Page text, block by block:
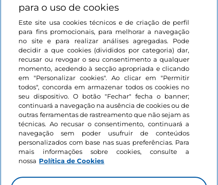
Iniciar sessão
Mantenha-se em contacto
para o uso de cookies
Este site usa cookies técnicos e de criação de perfil
para fins promocionais, para melhorar a navegação
no site e para realizar análises agregadas. Pode
decidir a que cookies (divididos por categoria) dar,
recusar ou revogar o seu consentimento a qualquer
momento, acedendo à secção apropriada e clicando
em "Personalizar cookies". Ao clicar em "Permitir
todos", concorda em armazenar todos os cookies no
seu dispositivo. O botão "Fechar" fecha o banner;
continuará a navegação na ausência de cookies ou de
outras ferramentas de rastreamento que não sejam as
técnicas. Ao recusar o consentimento, continuará a
navegação sem poder usufruir de conteúdos
personalizados com base nas suas preferências. Para
mais informações sobre cookies, consulte a
nossa Política de Cookies